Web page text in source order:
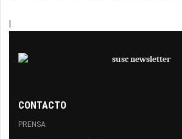
industria alimentaria en el diseño de productos
las primeras etapas de vida.
CONTACTO
PRENSA